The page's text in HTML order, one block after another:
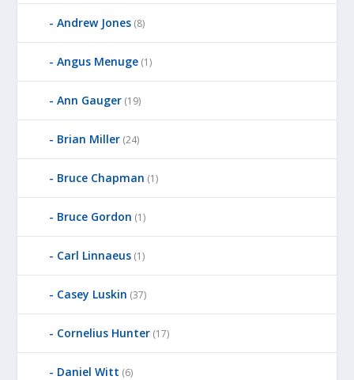
Andrew Jones (8)
Angus Menuge (1)
Ann Gauger (19)
Brian Miller (24)
Bruce Chapman (1)
Bruce Gordon (1)
Carl Linnaeus (1)
Casey Luskin (37)
Cornelius Hunter (17)
Daniel Witt (6)